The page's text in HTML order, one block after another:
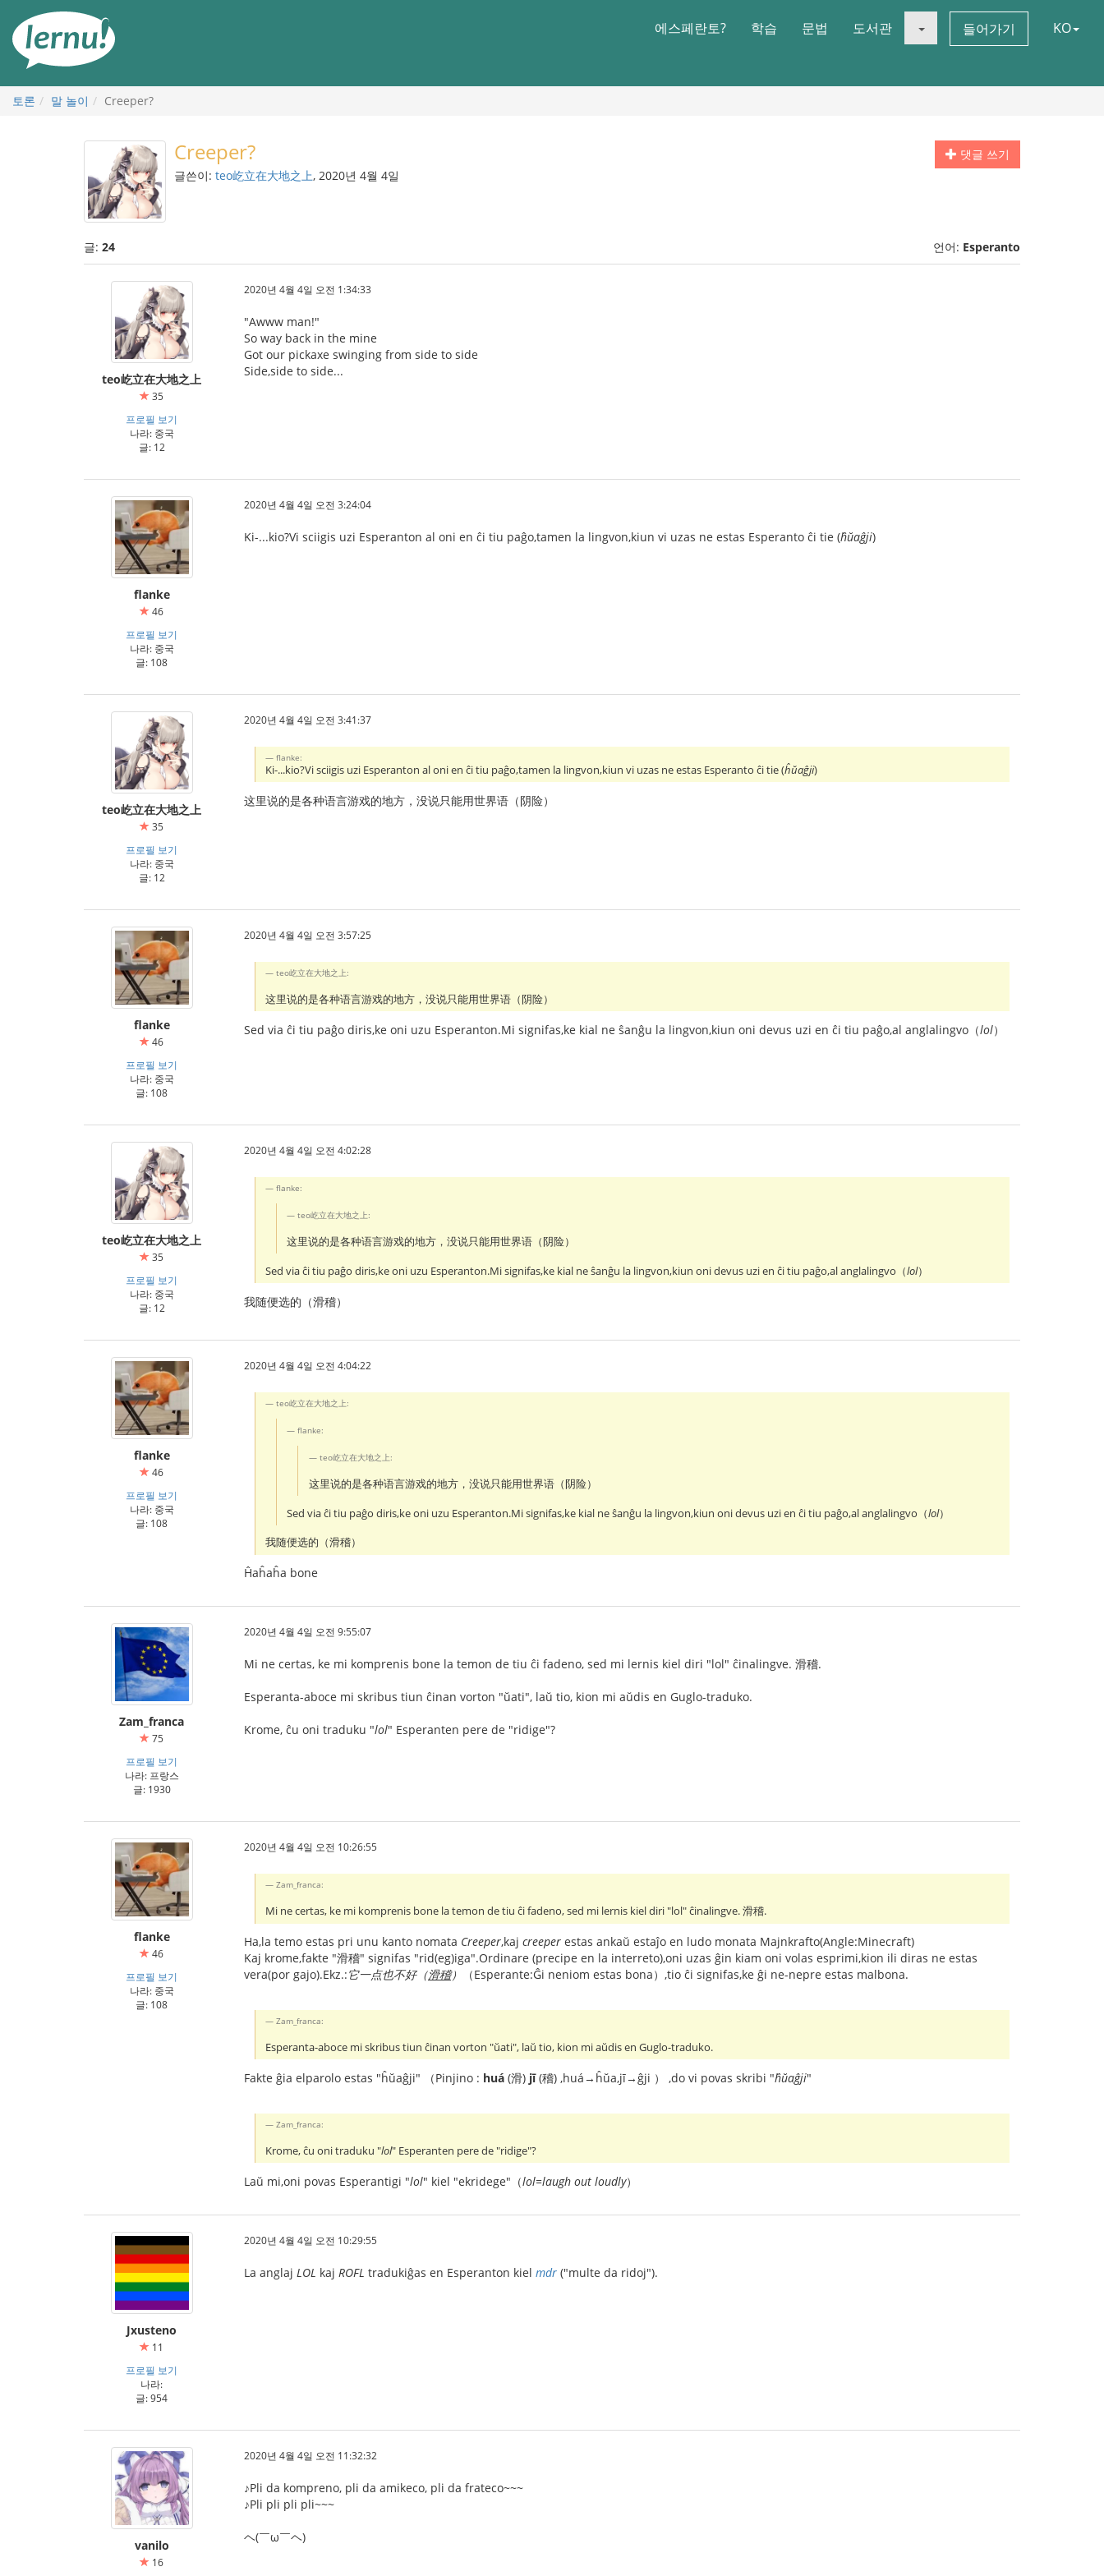
에스페란토? 학습 문법 도서관 들어가기 KO
토론 말 놀이 Creeper?
댓글 쓰기
Creeper?
글쓴이: teo屹立在大地之上, 2020년 4월 4일
글: 24 언어: Esperanto
teo屹立在大地之上
35
프로필 보기
나라: 중국
글: 12
2020년 4월 4일 오전 1:34:33
"Awww man!"
So way back in the mine
Got our pickaxe swinging from side to side
Side,side to side...
flanke
46
프로필 보기
나라: 중국
글: 108
2020년 4월 4일 오전 3:24:04
Ki-...kio?Vi sciigis uzi Esperanton al oni en ĉi tiu paĝo,tamen la lingvon,kiun vi uzas ne estas Esperanto ĉi tie (ĥŭaĝji)
teo屹立在大地之上
35
프로필 보기
나라: 중국
글: 12
2020년 4월 4일 오전 3:41:37
flanke:
Ki-...kio?Vi sciigis uzi Esperanton al oni en ĉi tiu paĝo,tamen la lingvon,kiun vi uzas ne estas Esperanto ĉi tie (ĥŭaĝji)
这里说的是各种语言游戏的地方，没说只能用世界语（阴险）
flanke
46
프로필 보기
나라: 중국
글: 108
2020년 4월 4일 오전 3:57:25
teo屹立在大地之上:
这里说的是各种语言游戏的地方，没说只能用世界语（阴险）
Sed via ĉi tiu paĝo diris,ke oni uzu Esperanton.Mi signifas,ke kial ne ŝanĝu la lingvon,kiun oni devus uzi en ĉi tiu paĝo,al anglalingvo（lol）
teo屹立在大地之上
35
프로필 보기
나라: 중국
글: 12
2020년 4월 4일 오전 4:02:28
flanke:
teo屹立在大地之上:
这里说的是各种语言游戏的地方，没说只能用世界语（阴险）
Sed via ĉi tiu paĝo diris,ke oni uzu Esperanton.Mi signifas,ke kial ne ŝanĝu la lingvon,kiun oni devus uzi en ĉi tiu paĝo,al anglalingvo（lol）
我随便选的（滑稽）
flanke
46
프로필 보기
나라: 중국
글: 108
2020년 4월 4일 오전 4:04:22
teo屹立在大地之上:
flanke:
teo屹立在大地之上:
这里说的是各种语言游戏的地方，没说只能用世界语（阴险）
Sed via ĉi tiu paĝo diris,ke oni uzu Esperanton.Mi signifas,ke kial ne ŝanĝu la lingvon,kiun oni devus uzi en ĉi tiu paĝo,al anglalingvo（lol）
我随便选的（滑稽）
Ĥaĥaĥa bone
Zam_franca
75
프로필 보기
나라: 프랑스
글: 1930
2020년 4월 4일 오전 9:55:07
Mi ne certas, ke mi komprenis bone la temon de tiu ĉi fadeno, sed mi lernis kiel diri "lol" ĉinalingve. 滑稽.
Esperanta-aboce mi skribus tiun ĉinan vorton "ŭati", laŭ tio, kion mi aŭdis en Guglo-traduko.
Krome, ĉu oni traduku "lol" Esperanten pere de "ridige"?
flanke
46
프로필 보기
나라: 중국
글: 108
2020년 4월 4일 오전 10:26:55
Zam_franca:
Mi ne certas, ke mi komprenis bone la temon de tiu ĉi fadeno, sed mi lernis kiel diri "lol" ĉinalingve. 滑稽.
Ha,la temo estas pri unu kanto nomata Creeper,kaj creeper estas ankaŭ estaĵo en ludo monata Majnkrafto(Angle:Minecraft)
Kaj krome,fakte "滑稽" signifas "rid(eg)iga".Ordinare (precipe en la interreto),oni uzas ĝin kiam oni volas esprimi,kion ili diras ne estas
vera(por gajo).Ekz.:它一点也不好（滑稽） （Esperante:Ĝi neniom estas bona）,tio ĉi signifas,ke ĝi ne-nepre estas malbona.
Zam_franca:
Esperanta-aboce mi skribus tiun ĉinan vorton "ŭati", laŭ tio, kion mi aŭdis en Guglo-traduko.
Fakte ĝia elparolo estas "ĥŭaĝji" （Pinjino : huá (滑) jī(稽) ,huá→ĥŭa,jī→ĝji ） ,do vi povas skribi "ĥŭaĝji"
Zam_franca:
Krome, ĉu oni traduku "lol" Esperanten pere de "ridige"?
Laŭ mi,oni povas Esperantigi "lol" kiel "ekridege"（lol=laugh out loudly）
Jxusteno
11
프로필 보기
나라:
글: 954
2020년 4월 4일 오전 10:29:55
La anglaj LOL kaj ROFL tradukiĝas en Esperanton kiel mdr ("multe da ridoj").
vanilo
16
2020년 4월 4일 오전 11:32:32
♪Pli da kompreno, pli da amikeco, pli da frateco~~~
♪Pli pli pli pli~~~
ヘ(￣ω￣ヘ)